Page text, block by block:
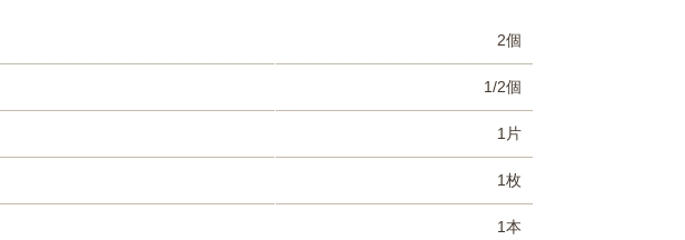
2個
1/2個
1片
1枚
1本